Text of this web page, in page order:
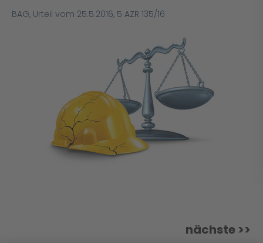
BAG, Urteil vom 25.5.2016, 5 AZR 135/16
nächste >>